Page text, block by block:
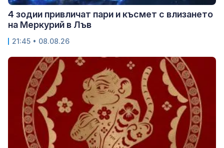
4 зодии привличат пари и късмет с влизането
на Меркурий в Лъв
21:45 • 08.08.26